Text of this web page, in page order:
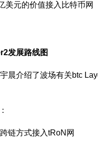
美元的价值接入比特币网
发展路线图
晨介绍了波场有关btc
链方式接入tRoN网